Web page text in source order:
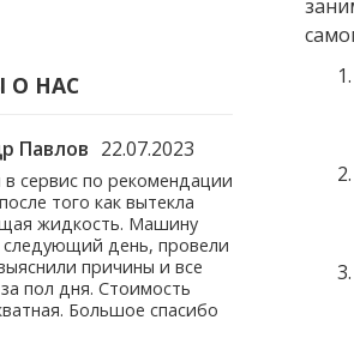
О НАС
Павлов 22.07.2023
сервис по рекомендации
того как вытекла
жидкость. Машину
следующий день, провели
причины и все
пол дня. Стоимость
Большое спасибо
Доброго
ребят
Обратился с
тяги.
года.
творчески
загадку